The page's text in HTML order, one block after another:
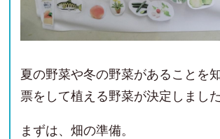
夏の野菜や冬の野菜があることを
票をして植える野菜が決定しました
まずは、畑の準備。